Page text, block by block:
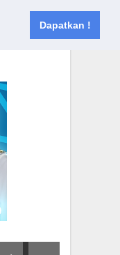
Dapatkan !
Kontak